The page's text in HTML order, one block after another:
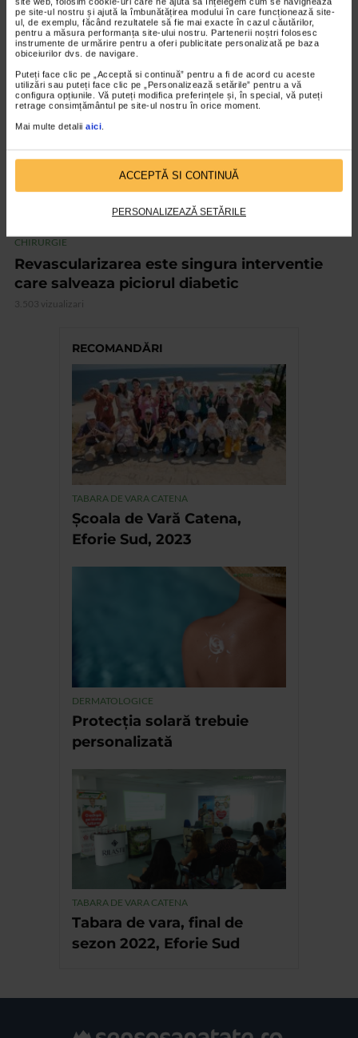
pe site-ul nostru și ajută la îmbunătățirea modului în care funcționează site-
ul, de exemplu, făcând rezultatele să fie mai exacte în cazul căutărilor,
pentru a măsura performanța site-ului nostru. Partenerii noștri folosesc
instrumente de urmărire pentru a oferi publicitate personalizată pe baza
obiceiurilor dvs. de navigare.
Puteți face clic pe „Acceptă si continuă” pentru a fi de acord cu aceste
utilizări sau puteți face clic pe „Personalizează setările” pentru a vă
configura opțiunile. Vă puteți modifica preferințele și, în special, vă puteți
retrage consimțământul pe site-ul nostru în orice moment.
Mai multe detalii aici.
ACCEPTĂ SI CONTINUĂ
PERSONALIZEAZĂ SETĂRILE
3.483 vizualizari
VIDEO
CHIRURGIE
Revascularizarea este singura interventie
care salveaza piciorul diabetic
3.503 vizualizari
RECOMANDĂRI
TABARA DE VARA CATENA
Școala de Vară Catena,
Eforie Sud, 2023
DERMATOLOGICE
Protecția solară trebuie
personalizată
TABARA DE VARA CATENA
Tabara de vara, final de
sezon 2022, Eforie Sud